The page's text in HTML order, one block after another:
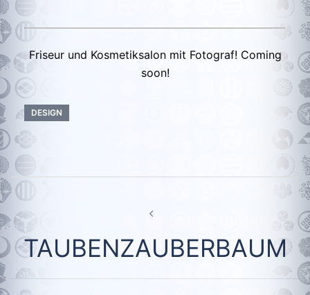
Friseur und Kosmetiksalon mit Fotograf! Coming
soon!
DESIGN
Beitragsnavigation
TAUBENZAUBERBAUM